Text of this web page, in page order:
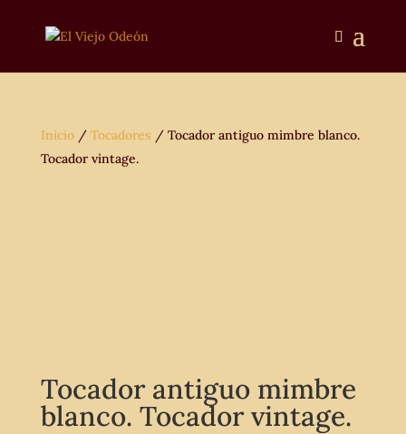
Inicio/ Tocadores / Tocador antiguo mimbre blanco.
Tocador vintage.
Tocador antiguo mimbre
blanco. Tocador vintage.